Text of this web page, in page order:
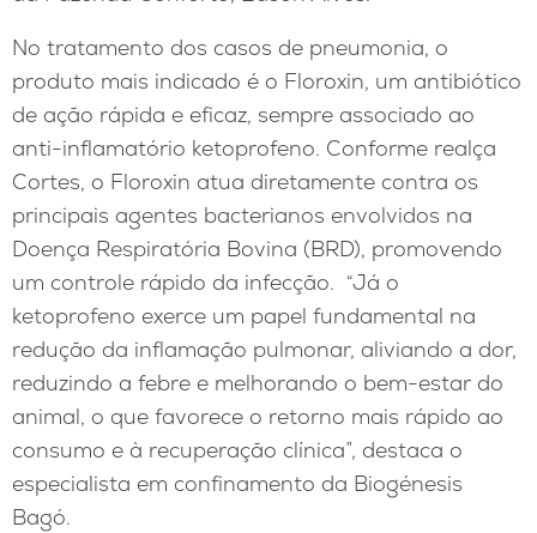
No tratamento dos casos de pneumonia, o
produto mais indicado é o Floroxin, um antibiótico
de ação rápida e eficaz, sempre associado ao
anti-inflamatório ketoprofeno. Conforme realça
Cortes, o Floroxin atua diretamente contra os
principais agentes bacterianos envolvidos na
Doença Respiratória Bovina (BRD), promovendo
um controle rápido da infecção. “Já o
ketoprofeno exerce um papel fundamental na
redução da inflamação pulmonar, aliviando a dor,
reduzindo a febre e melhorando o bem-estar do
animal, o que favorece o retorno mais rápido ao
consumo e à recuperação clínica”, destaca o
especialista em confinamento da Biogénesis
Bagó.